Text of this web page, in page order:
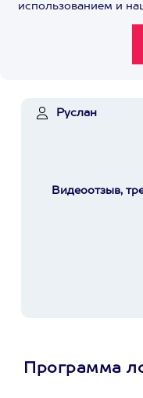
использованием и
Руслан
Видеоотзыв,
Программа